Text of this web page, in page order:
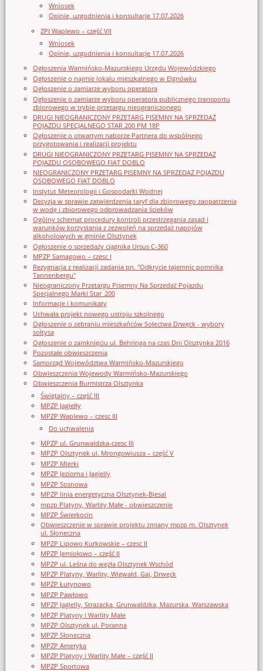
Wniosek
Opinie, uzgodnienia i konsultacje 17.07.2026
ZPI Waplewo – część VII
Wniosek
Opinie, uzgodnienia i konsultacje 17.07.2026
Ogłoszenia Warmińsko-Mazurskiego Urzędu Wojewódzkiego
Ogłoszenie o najmie lokalu mieszkalnego w Elgnówku
Ogłoszenie o zamiarze wyboru operatora
Ogłoszenie o zamiarze wyboru operatora publicznego transportu
zbiorowego w trybie przetargu nieograniczonego
DRUGI NIEOGRANICZONY PRZETARG PISEMNY NA SPRZEDAŻ
POJAZDU SPECJALNEGO STAR 200 PM 18P
Ogłoszenie o otwartym naborze Partnera do wspólnego
przygotowania i realizacji projektu
DRUGI NIEOGRANICZONY PRZETARG PISEMNY NA SPRZEDAŻ
POJAZDU OSOBOWEGO FIAT DOBLO
NIEOGRANICZONY PRZETARG PISEMNY NA SPRZEDAŻ POJAZDU
OSOBOWEGO FIAT DOBLO
Instytut Meteorologii i Gospodarki Wodnej
Decyzja w sprawie zatwierdzenia taryf dla zbiorowego zaopatrzenia
w wodę i zbiorowego odprowadzania ścieków
Ogólny schemat procedury kontroli przestrzegania zasad i
warunków korzystania z zezwoleń na sprzedaż napojów
alkoholowych w gminie Olsztynek
Ogłoszenie o sprzedaży ciągnika Ursus C-360
MPZP Samagowo – czesc I
Rezygnacja z realizacji zadania pn. "Odkrycie tajemnic pomnika
Tannenbergu"
Nieograniczony Przetargu Pisemny Na Sprzedaż Pojazdu
Specjalnego Marki Star_200
Informacje i komunikaty
Uchwała projekt nowego ustroju szkolnego
Ogłoszenie o zebraniu mieszkańców Sołectwa Drwęck - wybory
sołtysa
Ogłoszenie o zamknięciu ul. Behringa na czas Dni Olsztynka 2016
Pozostałe obwieszczenia
Samorząd Województwa Warmińsko-Mazurskiego
Obwieszczenia Wojewody Warmińsko-Mazurskiego
Obwieszczenia Burmistrza Olsztynka
Świętajny – część III
MPZP Jagiełły
MPZP Waplewo – czesc III
Do uchwalenia
MPZP ul. Grunwaldzka-czesc III
MPZP Olsztynek ul. Mrongowiusza – część V
MPZP Mierki
MPZP Jeziorna i Jagielly
MPZP Sosnowa
MPZP linia energetyczna Olsztynek-Biesal
mpzp Platyny, Warlity Małe - obwieszczenie
MPZP Świerkocin
Obwieszczenie w sprawie projektu zmiany mpzp m. Olsztynek
ul. Słoneczna
MPZP Lipowo Kurkowskie – czesc II
MPZP Jemiołowo – część II
MPZP ul. Leśna do węzła Olsztynek Wschód
MPZP Platyny, Warlity, Wigwałd, Gaj, Drwęck
MPZP Łutynowo
MPZP Pawłowo
MPZP Jagielly, Strazacka, Grunwaldzka, Mazurska, Warszawska
MPZP Platyny i Warlity Małe
MPZP Olsztynek ul. Poranna
MPZP Słoneczna
MPZP Ameryka
MPZP Platyny i Warlity Małe – część II
MPZP Sportowa